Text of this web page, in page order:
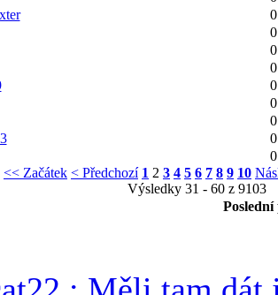
<< Začátek < Předchozí 1 2 3 4 5 6 7 8 9 10
Výsledky 31 - 60 z 9103